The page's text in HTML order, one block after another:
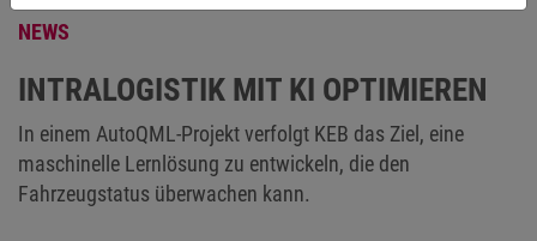
NEWS
INTRALOGISTIK MIT KI OPTIMIEREN
In einem AutoQML-Projekt verfolgt KEB das Ziel, eine
maschinelle Lernlösung zu entwickeln, die den
Fahrzeugstatus überwachen kann.